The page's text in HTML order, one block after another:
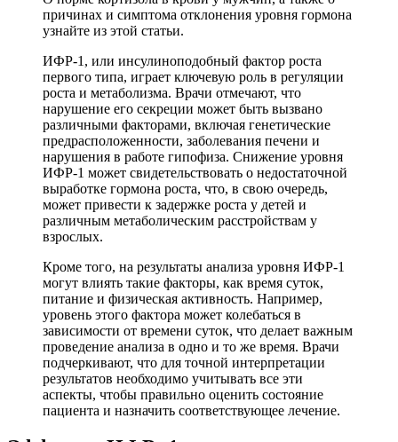
причинах и симптома отклонения уровня гормона
узнайте из этой статьи.
ИФР-1, или инсулиноподобный фактор роста
первого типа, играет ключевую роль в регуляции
роста и метаболизма. Врачи отмечают, что
нарушение его секреции может быть вызвано
различными факторами, включая генетические
предрасположенности, заболевания печени и
нарушения в работе гипофиза. Снижение уровня
ИФР-1 может свидетельствовать о недостаточной
выработке гормона роста, что, в свою очередь,
может привести к задержке роста у детей и
различным метаболическим расстройствам у
взрослых.
Кроме того, на результаты анализа уровня ИФР-1
могут влиять такие факторы, как время суток,
питание и физическая активность. Например,
уровень этого фактора может колебаться в
зависимости от времени суток, что делает важным
проведение анализа в одно и то же время. Врачи
подчеркивают, что для точной интерпретации
результатов необходимо учитывать все эти
аспекты, чтобы правильно оценить состояние
пациента и назначить соответствующее лечение.